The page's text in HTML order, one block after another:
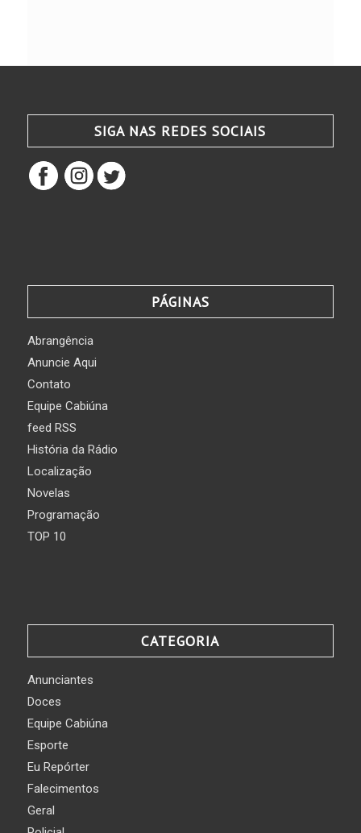
SIGA NAS REDES SOCIAIS
PÁGINAS
Abrangência
Anuncie Aqui
Contato
Equipe Cabiúna
feed RSS
História da Rádio
Localização
Novelas
Programação
TOP 10
CATEGORIA
Anunciantes
Doces
Equipe Cabiúna
Esporte
Eu Repórter
Falecimentos
Geral